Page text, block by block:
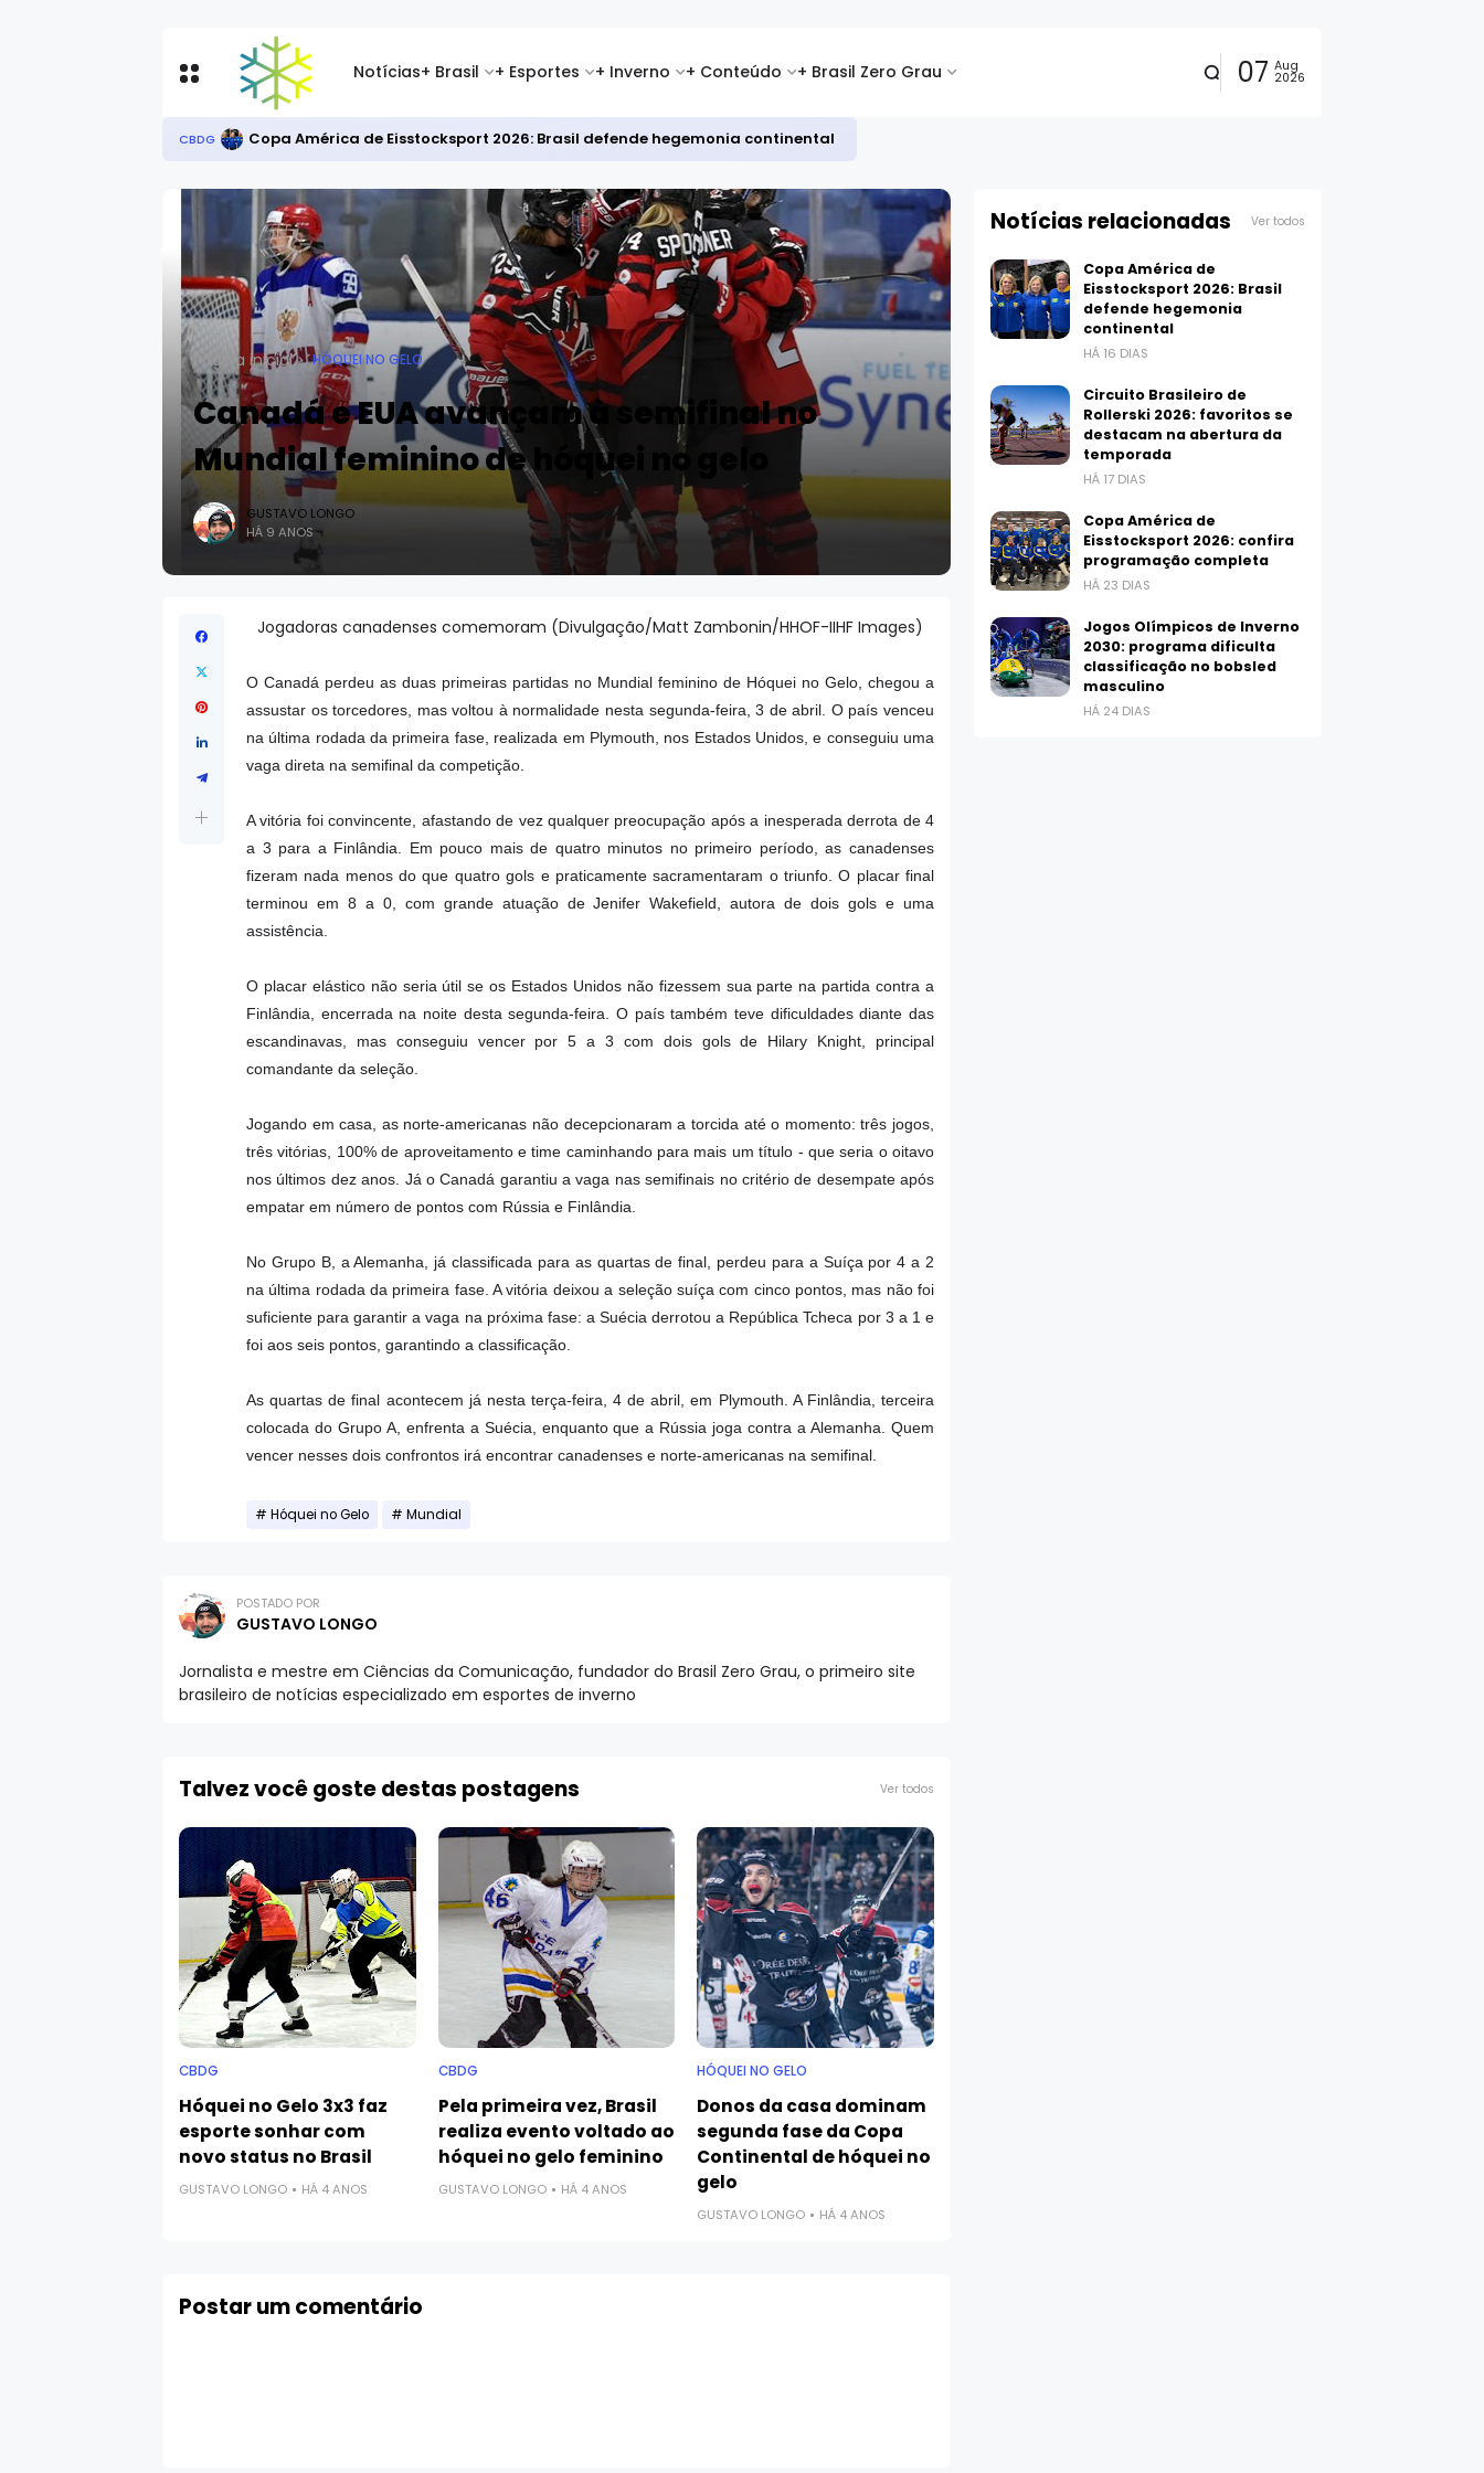
Notícias+ Brasil + Esportes + Inverno + Conteúdo + Brasil Zero Grau 07 Aug
2026
CBDG Copa América de Eisstocksport 2026: Brasil defende hegemonia continental
Página inicial HÓQUEI NO GELO
Canadá e EUA avançam à semifinal no
Mundial feminino de hóquei no gelo
GUSTAVO LONGO
HÁ 9 ANOS
Jogadoras canadenses comemoram (Divulgação/Matt Zambonin/HHOF-IIHF Images)
O Canadá perdeu as duas primeiras partidas no Mundial feminino de Hóquei no Gelo, chegou a
assustar os torcedores, mas voltou à normalidade nesta segunda-feira, 3 de abril. O país venceu
na última rodada da primeira fase, realizada em Plymouth, nos Estados Unidos, e conseguiu uma
vaga direta na semifinal da competição.
A vitória foi convincente, afastando de vez qualquer preocupação após a inesperada derrota de 4
a 3 para a Finlândia. Em pouco mais de quatro minutos no primeiro período, as canadenses
fizeram nada menos do que quatro gols e praticamente sacramentaram o triunfo. O placar final
terminou em 8 a 0, com grande atuação de Jenifer Wakefield, autora de dois gols e uma
assistência.
O placar elástico não seria útil se os Estados Unidos não fizessem sua parte na partida contra a
Finlândia, encerrada na noite desta segunda-feira. O país também teve dificuldades diante das
escandinavas, mas conseguiu vencer por 5 a 3 com dois gols de Hilary Knight, principal
comandante da seleção.
Jogando em casa, as norte-americanas não decepcionaram a torcida até o momento: três jogos,
três vitórias, 100% de aproveitamento e time caminhando para mais um título - que seria o oitavo
nos últimos dez anos. Já o Canadá garantiu a vaga nas semifinais no critério de desempate após
empatar em número de pontos com Rússia e Finlândia.
No Grupo B, a Alemanha, já classificada para as quartas de final, perdeu para a Suíça por 4 a 2
na última rodada da primeira fase. A vitória deixou a seleção suíça com cinco pontos, mas não foi
suficiente para garantir a vaga na próxima fase: a Suécia derrotou a República Tcheca por 3 a 1 e
foi aos seis pontos, garantindo a classificação.
As quartas de final acontecem já nesta terça-feira, 4 de abril, em Plymouth. A Finlândia, terceira
colocada do Grupo A, enfrenta a Suécia, enquanto que a Rússia joga contra a Alemanha. Quem
vencer nesses dois confrontos irá encontrar canadenses e norte-americanas na semifinal.
Hóquei no Gelo Mundial
POSTADO POR
GUSTAVO LONGO
Jornalista e mestre em Ciências da Comunicação, fundador do Brasil Zero Grau, o primeiro site
brasileiro de notícias especializado em esportes de inverno
Talvez você goste destas postagens Ver todos
CBDG
Hóquei no Gelo 3x3 faz
esporte sonhar com
novo status no Brasil
GUSTAVO LONGO HÁ 4 ANOS
CBDG
Pela primeira vez, Brasil
realiza evento voltado ao
hóquei no gelo feminino
GUSTAVO LONGO HÁ 4 ANOS
HÓQUEI NO GELO
Donos da casa dominam
segunda fase da Copa
Continental de hóquei no
gelo
GUSTAVO LONGO HÁ 4 ANOS
Postar um comentário
Notícias relacionadas Ver todos
Copa América de
Eisstocksport 2026: Brasil
defende hegemonia
continental
HÁ 16 DIAS
Circuito Brasileiro de
Rollerski 2026: favoritos se
destacam na abertura da
temporada
HÁ 17 DIAS
Copa América de
Eisstocksport 2026: confira
programação completa
HÁ 23 DIAS
Jogos Olímpicos de Inverno
2030: programa dificulta
classificação no bobsled
masculino
HÁ 24 DIAS